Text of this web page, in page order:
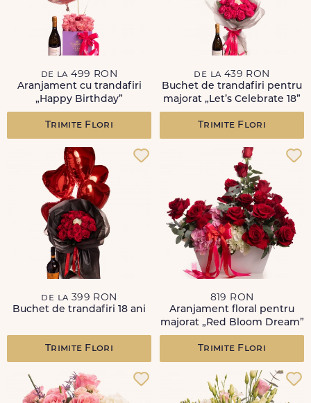
de la 499 RON
Aranjament cu trandafiri
„Happy Birthday”
Trimite Flori
de la 439 RON
Buchet de trandafiri pentru
majorat „Let’s Celebrate 18”
Trimite Flori
de la 399 RON
Buchet de trandafiri 18 ani
Trimite Flori
819 RON
Aranjament floral pentru
majorat „Red Bloom Dream”
Trimite Flori